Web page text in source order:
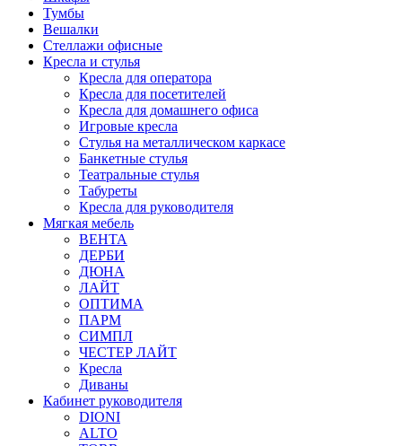
Тумбы
Вешалки
Стеллажи офисные
Кресла и стулья
Кресла для оператора
Кресла для посетителей
Кресла для домашнего офиса
Игровые кресла
Стулья на металлическом каркасе
Банкетные стулья
Театральные стулья
Табуреты
Кресла для руководителя
Мягкая мебель
ВЕНТА
ДЕРБИ
ДЮНА
ЛАЙТ
ОПТИМА
ПАРМ
СИМПЛ
ЧЕСТЕР ЛАЙТ
Кресла
Диваны
Кабинет руководителя
DIONI
ALTO